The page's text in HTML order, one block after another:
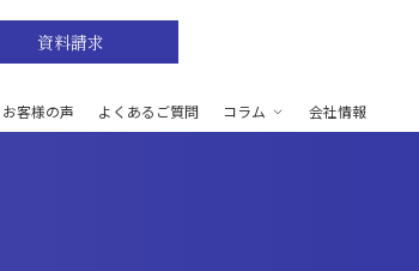
資料請求
お客様の声 よくあるご質問 コラム 会社情報